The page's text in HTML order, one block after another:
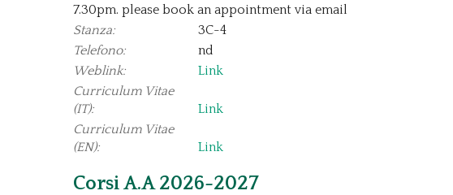
7.30pm. please book an appointment via email
Stanza:
3C-4
Telefono:
nd
Weblink:
Link
Curriculum Vitae
(IT):
Link
Curriculum Vitae
(EN):
Link
Corsi A.A 2026-2027